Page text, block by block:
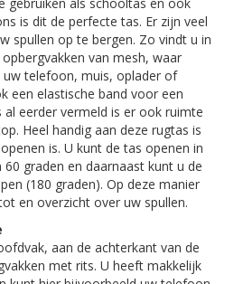
is dit de perfecte tas. Er zijn veel
spullen op te bergen. Zo vindt u in
van mesh, waar
telefoon, muis, oplader of
een elastische band voor een
al eerder vermeld is er ook ruimte
Heel handig aan deze rugtas is
is. U kunt de tas openen in
graden en daarnaast kunt u de
(180 graden). Op deze manier
en overzicht over uw spullen.
aan de achterkant van de
met rits. U heeft makkelijk